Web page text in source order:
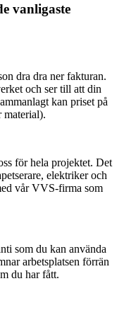
vanligaste
dra dra ner fakturan.
och ser till att din
kan priset på
material).
för hela projektet. Det
elektriker och
vår VVS-firma som
som du kan använda
arbetsplatsen förrän
du har fått.